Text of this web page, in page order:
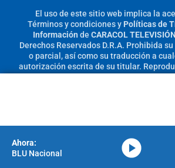
El uso de este sitio web implica la
Términos y condicionesy Políticas de
Información de CARACOL
Derechos Reservados D.R.A. Prohibida
o parcial, así como su traducción a
autorización escrita de su titular.
BLU Nacional